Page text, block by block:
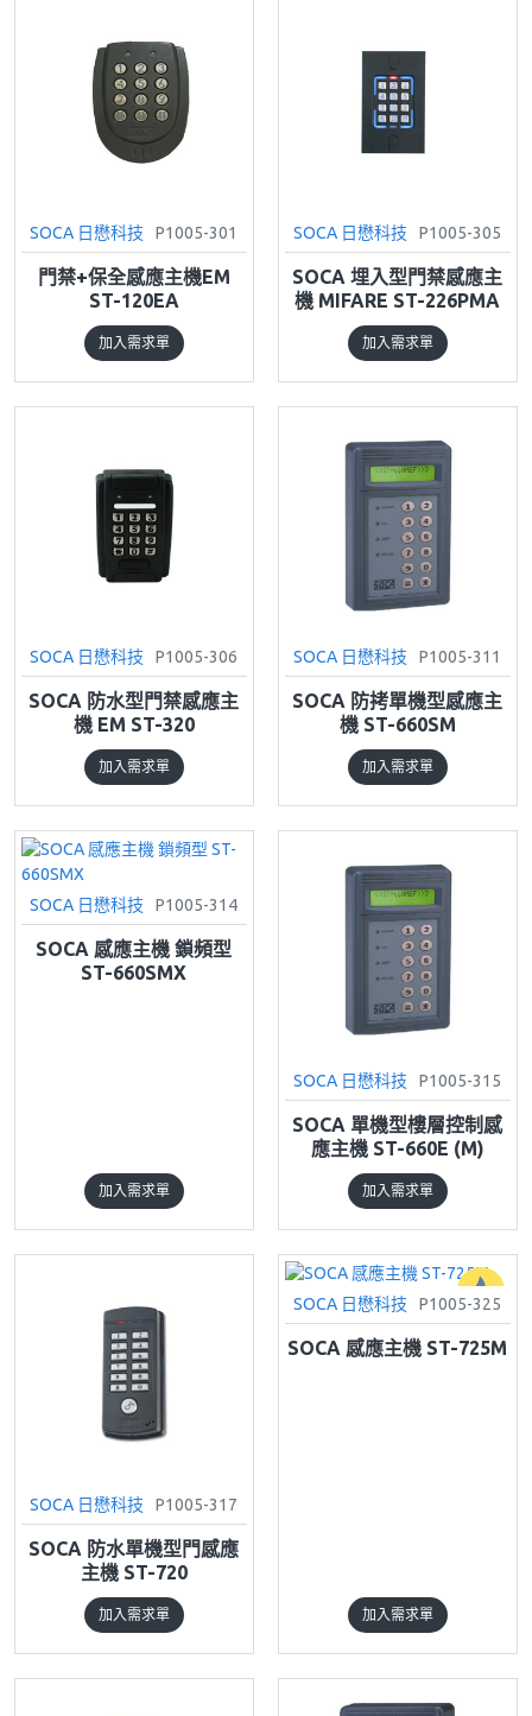
SOCA 日懋科技 P1005-301
門禁+保全感應主機EM
ST-120EA
加入需求單
SOCA 日懋科技 P1005-305
SOCA 埋入型門禁感應主
機 MIFARE ST-226PMA
加入需求單
SOCA 日懋科技 P1005-306
SOCA 防水型門禁感應主
機 EM ST-320
加入需求單
SOCA 日懋科技 P1005-311
SOCA 防拷單機型感應主
機 ST-660SM
加入需求單
SOCA 日懋科技 P1005-314
SOCA 感應主機 鎖頻型
ST-660SMX
加入需求單
SOCA 日懋科技 P1005-315
SOCA 單機型樓層控制感
應主機 ST-660E (M)
加入需求單
SOCA 日懋科技 P1005-317
SOCA 防水單機型門感應
主機 ST-720
加入需求單
SOCA 日懋科技 P1005-325
SOCA 感應主機 ST-725M
加入需求單